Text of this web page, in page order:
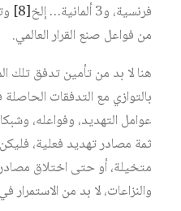
فرنسية، و3 ألمانية… إلخ‏
[8]
من فواعل صنع القرار العالمي.
هنا لا بد من تأمين تدفق تلك
بالتوازي مع التدفقات
عوامل التهديد، وفواعله،
ثمة مصادر تهديد فعلية،
متخيلة، أو حتى اختلاق
والنزاعات، لا بد من الاستمرار